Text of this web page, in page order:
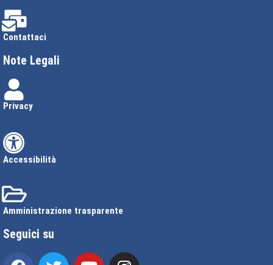
Contattaci
Note Legali
Privacy
Accessibilità
Amministrazione trasparente
Seguici su